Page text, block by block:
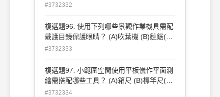
(B)電流負載 (C)電阻 (D)電容 。
#3732332
複選題96. 使用下列哪些景觀作業機具需配
戴護目鏡保護眼睛？ (A)吹葉機 (B)鏈鋸(C)
夯實機 (D)背負式割草機 。
#3732333
複選題97. 小範圍空間使用平板儀作平面測
繪需搭配哪些工具？ (A)箱尺 (B)標竿尺(C)
皮尺 (D)滾輪尺 。
#3732334